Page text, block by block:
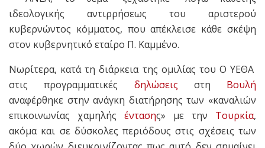
ιδεολογικής αντιρρήσεως του αριστερού
κυβερνώντος κόμματος, που απέκλεισε κάθε σκέψη
στον κυβερνητικό εταίρο Π. Καμμένο.
Νωρίτερα, κατά τη διάρκεια της ομιλίας του Ο ΥΕΘΑ
στις προγραμματικές δηλώσεις στη Βουλή
αναφέρθηκε στην ανάγκη διατήρησης των «καναλιών
επικοινωνίας χαμηλής έντασης» με την Τουρκία,
ακόμα και σε δύσκολες περιόδους στις σχέσεις των